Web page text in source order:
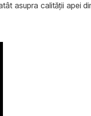
asupra calității apei